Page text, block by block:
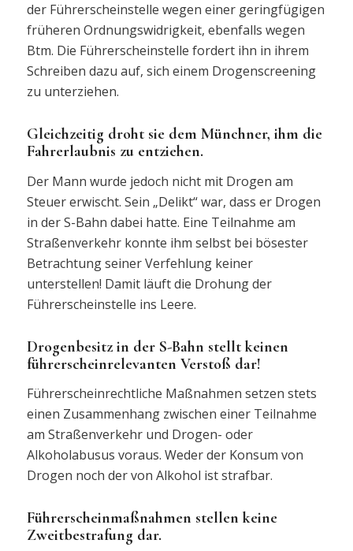
der Führerscheinstelle wegen einer geringfügigen
früheren Ordnungswidrigkeit, ebenfalls wegen
Btm. Die Führerscheinstelle fordert ihn in ihrem
Schreiben dazu auf, sich einem Drogenscreening
zu unterziehen.
Gleichzeitig droht sie dem Münchner, ihm die
Fahrerlaubnis zu entziehen.
Der Mann wurde jedoch nicht mit Drogen am
Steuer erwischt. Sein „Delikt“ war, dass er Drogen
in der S-Bahn dabei hatte. Eine Teilnahme am
Straßenverkehr konnte ihm selbst bei bösester
Betrachtung seiner Verfehlung keiner
unterstellen! Damit läuft die Drohung der
Führerscheinstelle ins Leere.
Drogenbesitz in der S-Bahn stellt keinen
führerscheinrelevanten Verstoß dar!
Führerscheinrechtliche Maßnahmen setzen stets
einen Zusammenhang zwischen einer Teilnahme
am Straßenverkehr und Drogen- oder
Alkoholabusus voraus. Weder der Konsum von
Drogen noch der von Alkohol ist strafbar.
Führerscheinmaßnahmen stellen keine
Zweitbestrafung dar.